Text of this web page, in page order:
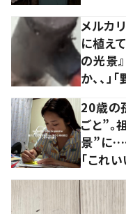
メルカ
に植え
の光景
か、、」
20歳の
ごと”
景”に
「これ